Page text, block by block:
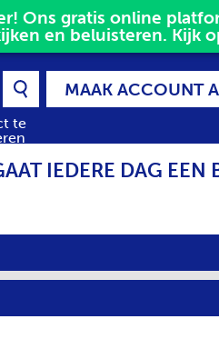
te
MAAK ACCOUNT
IEDERE DAG EEN
Ons gratis online
en beluisteren. Kijk